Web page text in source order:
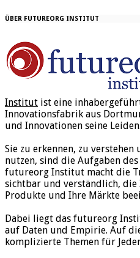
ÜBER FUTUREORG INSTITUT
Institut ist eine
Innovationsfabrik aus
und Innovationen seine
Sie zu erkennen, zu
nutzen, sind die Aufgaben
futureorg Institut macht die
sichtbar und verständlich, die
Produkte und Ihre Märkte
Dabei liegt das futureorg
auf Daten und Empirie. Auf
komplizierte Themen für